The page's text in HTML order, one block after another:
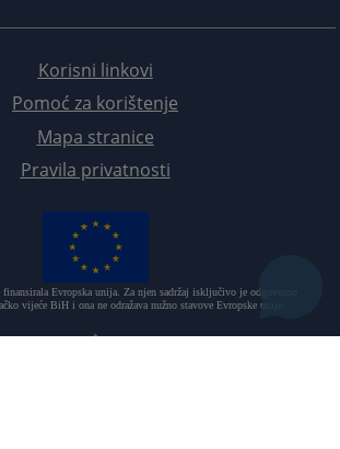
Korisni linkovi
Pomoć za korištenje
Mapa stranice
Pravila privatnosti
Evropska unija. Za njen sadržaj isključivo je odgovorno
vijeće BiH i ona ne odražava nužno stavove Evropske unije.